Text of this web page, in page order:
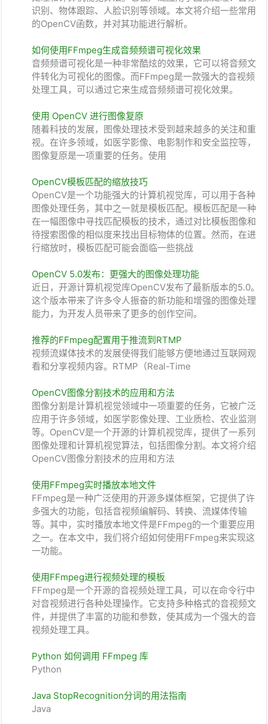
识别、物体跟踪、人脸识别等领域。本文将介绍一些常用
的OpenCV函数，并对其功能进行解析。
如何使用FFmpeg生成音频频谱可视化效果
音频频谱可视化是一种非常酷炫的效果，它可以将音频文
件转化为可视化的图像。而FFmpeg是一款强大的音视频
处理工具，可以通过它来生成音频频谱可视化效果。
使用 OpenCV 进行图像复原
随着科技的发展，图像处理技术受到越来越多的关注和重
视。在许多领域，如医学影像、电影制作和安全监控等，
图像复原是一项重要的任务。使用
OpenCV模板匹配的缩放技巧
OpenCV是一个功能强大的计算机视觉库，可以用于各种
图像处理任务，其中之一就是模板匹配。模板匹配是一种
在一幅图像中寻找匹配模板的技术，通过对比模板图像和
待搜索图像的相似度来找出目标物体的位置。然而，在进
行缩放时，模板匹配可能会面临一些挑战
OpenCV 5.0发布：更强大的图像处理功能
近日，开源计算机视觉库OpenCV发布了最新版本的5.0。
这个版本带来了许多令人振奋的新功能和增强的图像处理
能力，为开发人员带来了更多的创作空间。
推荐的FFmpeg配置用于推流到RTMP
视频流媒体技术的发展使得我们能够方便地通过互联网观
看和分享视频内容。RTMP（Real-Time
OpenCV图像分割技术的应用和方法
图像分割是计算机视觉领域中一项重要的任务，它被广泛
应用于许多领域，如医学影像处理、工业质检、农业监测
等。OpenCV是一个开源的计算机视觉库，提供了一系列
图像处理和计算机视觉算法，包括图像分割。本文将介绍
OpenCV图像分割技术的应用和方法
使用FFmpeg实时播放本地文件
FFmpeg是一种广泛使用的开源多媒体框架，它提供了许
多强大的功能，包括音视频编解码、转换、流媒体传输
等。其中，实时播放本地文件是FFmpeg的一个重要应用
之一。在本文中，我们将介绍如何使用FFmpeg来实现这
一功能。
使用FFmpeg进行视频处理的模板
FFmpeg是一个开源的音视频处理工具，可以在命令行中
对音视频进行各种处理操作。它支持多种格式的音视频文
件，并提供了丰富的功能和参数，使其成为一个强大的音
视频处理工具。
Python 如何调用 FFmpeg 库
Python
Java StopRecognition分词的用法指南
Java